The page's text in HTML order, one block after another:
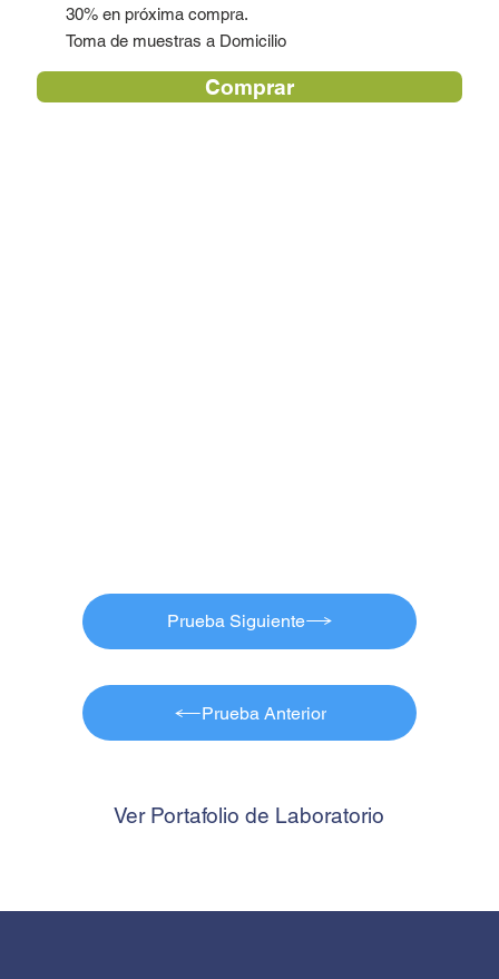
30% en próxima compra.
Toma de muestras a Domicilio
Comprar
Prueba Anterior
Ver Portafolio de Laboratorio
Prueba Siguiente